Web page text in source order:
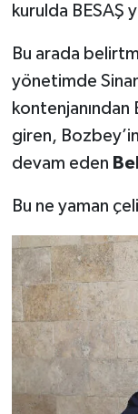
kurulda BESAŞ
Bu arada
yönetimde
giren,
devam eden
Bu ne yaman